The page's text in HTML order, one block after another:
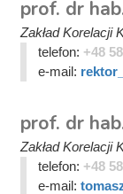
prof. dr
Zakład Korelacji
telefon: +48
e-mail:
prof. dr
Zakład Korelacji
telefon: +48
e-mail: